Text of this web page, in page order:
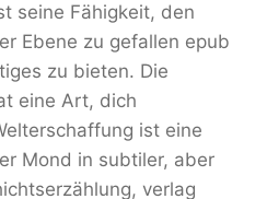
seine Fähigkeit, den
Ebene zu gefallen epub
zu bieten. Die
eine Art, dich
ist eine
Mond in subtiler, aber
verlag